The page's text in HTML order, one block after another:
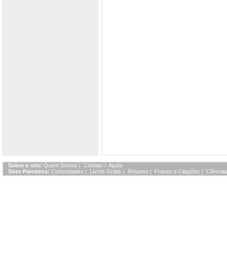
Sobre o site: Quem Somos | Contato | Ajuda
Sites Parceiros: Curiosidades | Livros Grátis | Resumo | Frases e Citações |